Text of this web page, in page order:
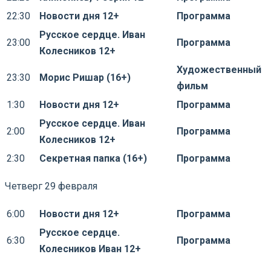
22:30
Новости дня 12+ Программа
23:00
Русское сердце. Иван
Колесников 12+
Программа
23:30 Морис Ришар (16+)
Художественный
фильм
1:30
Новости дня 12+ Программа
2:00
Русское сердце. Иван
Колесников 12+
Программа
2:30 Секретная папка (16+) Программа
Четверг 29 февраля
6:00 Новости дня 12+ Программа
6:30
Русское сердце.
Колесников Иван 12+
Программа